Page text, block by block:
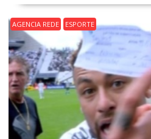
AGENCIA REDE ESPORTE